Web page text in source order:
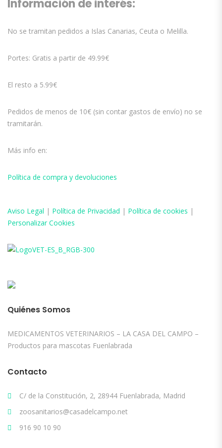
Información de interés:
No se tramitan pedidos a Islas Canarias, Ceuta o Melilla.
Portes: Gratis a partir de 49.99€
El resto a 5.99€
Pedidos de menos de 10€ (sin contar gastos de envío) no se
tramitarán.
Más info en:
Política de compra y devoluciones
Aviso Legal | Política de Privacidad | Política de cookies |
Personalizar Cookies
Quiénes Somos
MEDICAMENTOS VETERINARIOS – LA CASA DEL CAMPO –
Productos para mascotas Fuenlabrada
Contacto
C/ de la Constitución, 2, 28944 Fuenlabrada, Madrid
zoosanitarios@casadelcampo.net
916 90 10 90